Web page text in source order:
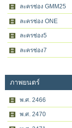
ละครช่อง GMM25
ละครช่อง ONE
ละครช่อง5
ละครช่อง7
ภาพยนตร์
พ.ศ. 2466
พ.ศ. 2470